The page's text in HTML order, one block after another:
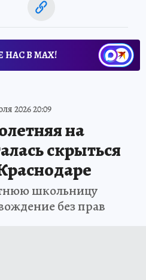
НАС В МАХ!
2026 20:09
на
скрыться
школьницу
без прав